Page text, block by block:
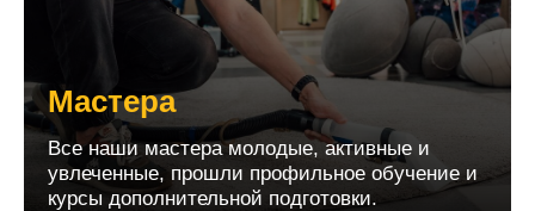
Мастера
Все наши мастера молодые, активные и
увлеченные, прошли профильное обучение и
курсы дополнительной подготовки.